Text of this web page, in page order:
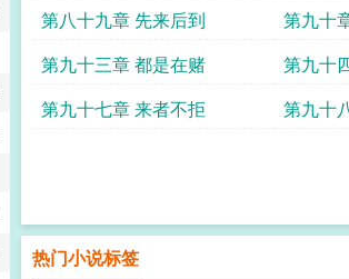
第八十九章 先来后到
第九十
第九十三章 都是在赌
第九十
第九十七章 来者不拒
第九十
热门小说标签